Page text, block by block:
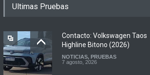
renovadas S2 y Skua 150 en
7 agosto, 2026
Argentina y Ecuador
Ultimas Pruebas
Contacto: Volkswagen Taos
Highline Bitono (2026)
NOTICIAS, PRUEBAS
7 agosto, 2026